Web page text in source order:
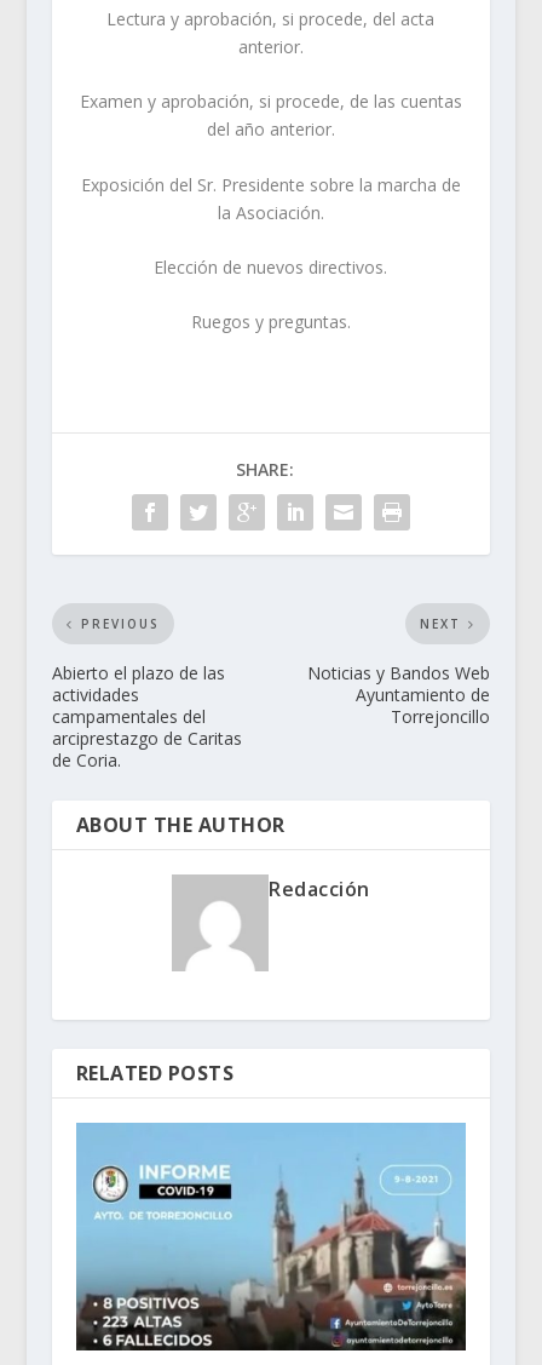
Lectura y aprobación, si procede, del acta
anterior.
Examen y aprobación, si procede, de las cuentas
del año anterior.
Exposición del Sr. Presidente sobre la marcha de
la Asociación.
Elección de nuevos directivos.
Ruegos y preguntas.
SHARE:
PREVIOUS
Abierto el plazo de las
actividades
campamentales del
arciprestazgo de Caritas
de Coria.
NEXT
Noticias y Bandos Web
Ayuntamiento de
Torrejoncillo
ABOUT THE AUTHOR
Redacción
RELATED POSTS